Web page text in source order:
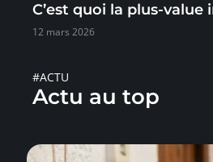
C’est quoi la plus-
12 mars 2026
#ACTU
Actu au top